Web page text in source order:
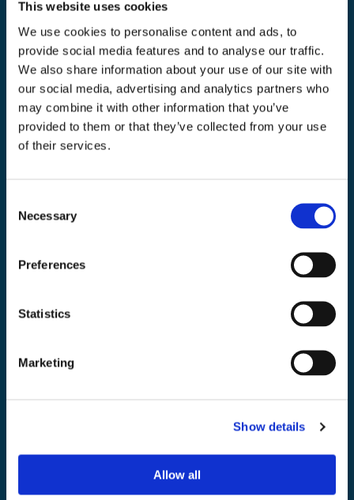
This website uses cookies
We use cookies to personalise content and ads, to
provide social media features and to analyse our traffic.
We also share information about your use of our site with
our social media, advertising and analytics partners who
may combine it with other information that you’ve
provided to them or that they’ve collected from your use
of their services.
Selection
Necessary
Preferences
Statistics
Marketing
Show details
Allow all
email
Toolab.se
010 - 199 00 00
Måndag-Fredag 08.00-15:00
Butiken i Högsbo
Victor Hasselbladsgata 10, Västra Frölunda
Köpvillkor